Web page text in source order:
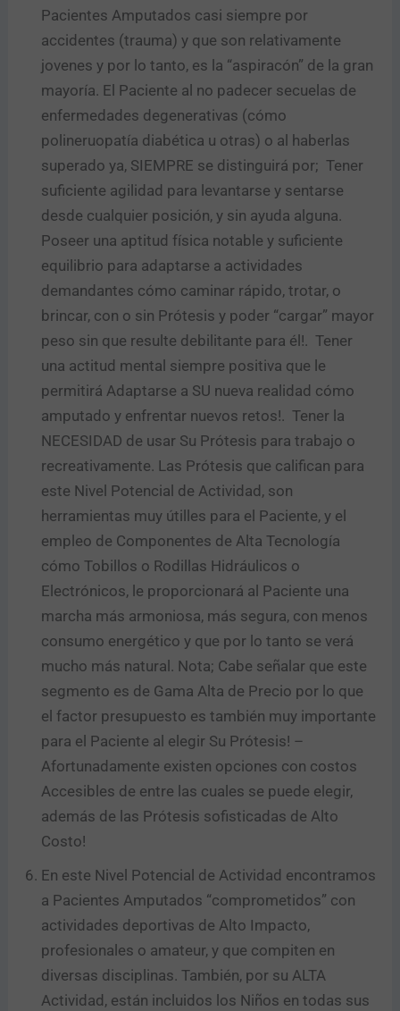
Pacientes Amputados casi siempre por
accidentes (trauma) y que son relativamente
jovenes y por lo tanto, es la “aspiracón” de la gran
mayoría. El Paciente al no padecer secuelas de
enfermedades degenerativas (cómo
polineruopatía diabética u otras) o al haberlas
superado ya, SIEMPRE se distinguirá por; Tener
suficiente agilidad para levantarse y sentarse
desde cualquier posición, y sin ayuda alguna.
Poseer una aptitud física notable y suficiente
equilibrio para adaptarse a actividades
demandantes cómo caminar rápido, trotar, o
brincar, con o sin Prótesis y poder “cargar” mayor
peso sin que resulte debilitante para él!. Tener
una actitud mental siempre positiva que le
permitirá Adaptarse a SU nueva realidad cómo
amputado y enfrentar nuevos retos!. Tener la
NECESIDAD de usar Su Prótesis para trabajo o
recreativamente. Las Prótesis que califican para
este Nivel Potencial de Actividad, son
herramientas muy útilles para el Paciente, y el
empleo de Componentes de Alta Tecnología
cómo Tobillos o Rodillas Hidráulicos o
Electrónicos, le proporcionará al Paciente una
marcha más armoniosa, más segura, con menos
consumo energético y que por lo tanto se verá
mucho más natural. Nota; Cabe señalar que este
segmento es de Gama Alta de Precio por lo que
el factor presupuesto es también muy importante
para el Paciente al elegir Su Prótesis! –
Afortunadamente existen opciones con costos
Accesibles de entre las cuales se puede elegir,
además de las Prótesis sofisticadas de Alto
Costo!
En este Nivel Potencial de Actividad encontramos
a Pacientes Amputados “comprometidos” con
actividades deportivas de Alto Impacto,
profesionales o amateur, y que compiten en
diversas disciplinas. También, por su ALTA
Actividad, están incluidos los Niños en todas sus